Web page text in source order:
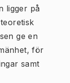
ligger på
ge en
för
samt